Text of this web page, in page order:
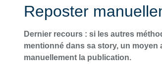
Reposter
Dernier recours : si les autres
mentionné dans sa story, un moyen
manuellement la publication.